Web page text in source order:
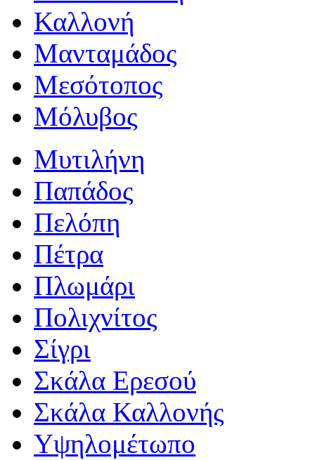
Καλλονή
Μανταμάδος
Μεσότοπος
Μόλυβος
Μυτιλήνη
Παπάδος
Πελόπη
Πέτρα
Πλωμάρι
Πολιχνίτος
Σίγρι
Σκάλα Ερεσού
Σκάλα Καλλονής
Υψηλομέτωπο